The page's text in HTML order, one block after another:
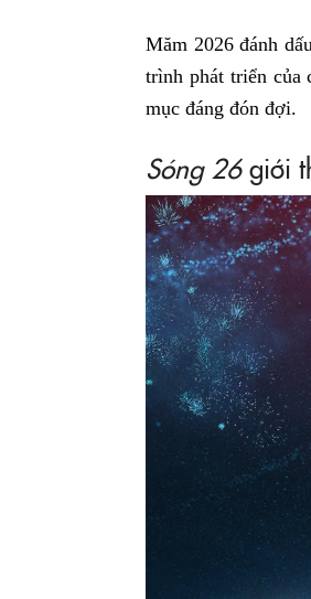
Măm 2026 đánh
trình phát triển của
mục đáng đón đợi.
Sóng 26giới